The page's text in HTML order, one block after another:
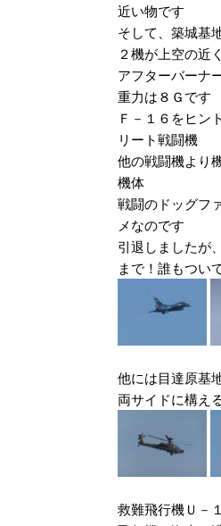
近い物です
そして、築城基
２機が上空の近
アフターバーナ
重力は８Ｇです
Ｆ－１６をヒン
リート戦闘機
他の戦闘機より
機体
戦闘のドッグフ
メなのです
引退しましたが
まで！誰もつい
他には目達原基
両サイドに構え
救難飛行機Ｕ－